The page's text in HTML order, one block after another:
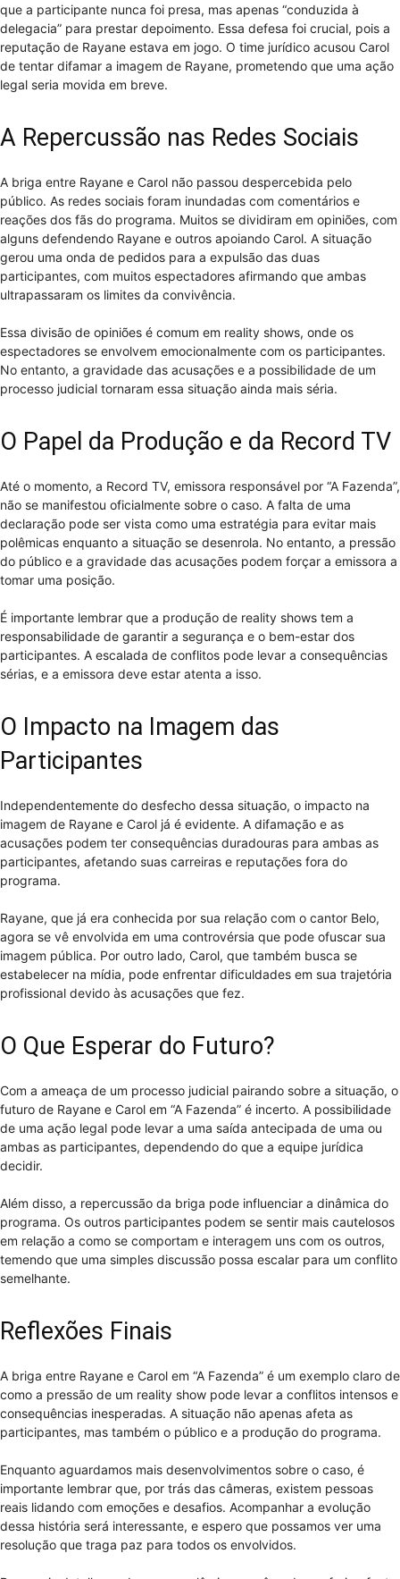
que a participante nunca foi presa, mas apenas “conduzida à
delegacia” para prestar depoimento. Essa defesa foi crucial, pois a
reputação de Rayane estava em jogo. O time jurídico acusou Carol
de tentar difamar a imagem de Rayane, prometendo que uma ação
legal seria movida em breve.
A Repercussão nas Redes Sociais
A briga entre Rayane e Carol não passou despercebida pelo
público. As redes sociais foram inundadas com comentários e
reações dos fãs do programa. Muitos se dividiram em opiniões, com
alguns defendendo Rayane e outros apoiando Carol. A situação
gerou uma onda de pedidos para a expulsão das duas
participantes, com muitos espectadores afirmando que ambas
ultrapassaram os limites da convivência.
Essa divisão de opiniões é comum em reality shows, onde os
espectadores se envolvem emocionalmente com os participantes.
No entanto, a gravidade das acusações e a possibilidade de um
processo judicial tornaram essa situação ainda mais séria.
O Papel da Produção e da Record TV
Até o momento, a Record TV, emissora responsável por “A Fazenda”,
não se manifestou oficialmente sobre o caso. A falta de uma
declaração pode ser vista como uma estratégia para evitar mais
polêmicas enquanto a situação se desenrola. No entanto, a pressão
do público e a gravidade das acusações podem forçar a emissora a
tomar uma posição.
É importante lembrar que a produção de reality shows tem a
responsabilidade de garantir a segurança e o bem-estar dos
participantes. A escalada de conflitos pode levar a consequências
sérias, e a emissora deve estar atenta a isso.
O Impacto na Imagem das
Participantes
Independentemente do desfecho dessa situação, o impacto na
imagem de Rayane e Carol já é evidente. A difamação e as
acusações podem ter consequências duradouras para ambas as
participantes, afetando suas carreiras e reputações fora do
programa.
Rayane, que já era conhecida por sua relação com o cantor Belo,
agora se vê envolvida em uma controvérsia que pode ofuscar sua
imagem pública. Por outro lado, Carol, que também busca se
estabelecer na mídia, pode enfrentar dificuldades em sua trajetória
profissional devido às acusações que fez.
O Que Esperar do Futuro?
Com a ameaça de um processo judicial pairando sobre a situação, o
futuro de Rayane e Carol em “A Fazenda” é incerto. A possibilidade
de uma ação legal pode levar a uma saída antecipada de uma ou
ambas as participantes, dependendo do que a equipe jurídica
decidir.
Além disso, a repercussão da briga pode influenciar a dinâmica do
programa. Os outros participantes podem se sentir mais cautelosos
em relação a como se comportam e interagem uns com os outros,
temendo que uma simples discussão possa escalar para um conflito
semelhante.
Reflexões Finais
A briga entre Rayane e Carol em “A Fazenda” é um exemplo claro de
como a pressão de um reality show pode levar a conflitos intensos e
consequências inesperadas. A situação não apenas afeta as
participantes, mas também o público e a produção do programa.
Enquanto aguardamos mais desenvolvimentos sobre o caso, é
importante lembrar que, por trás das câmeras, existem pessoas
reais lidando com emoções e desafios. Acompanhar a evolução
dessa história será interessante, e espero que possamos ver uma
resolução que traga paz para todos os envolvidos.